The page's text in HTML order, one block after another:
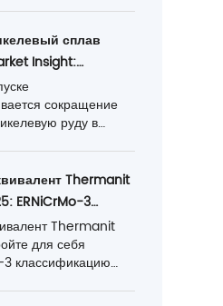
и выучите которое
для ваших
сплав
Insight:
поставок
сокращение
руду в
на рынке
стали и растущие
в энергетике
Thermanit
ERNiCrMo-3
сварочной
из
сплава
Thermanit
для себя
классификацию